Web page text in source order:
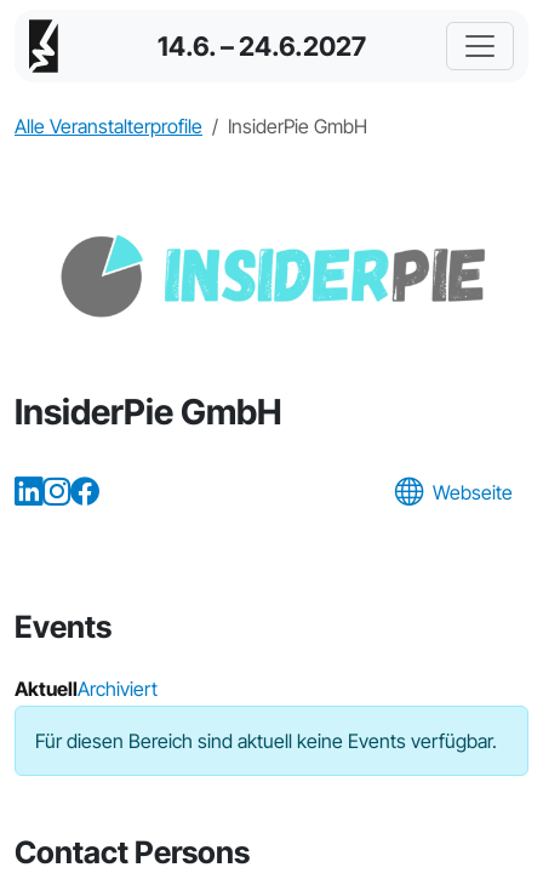
14.6. – 24.6.2027
Alle Veranstalterprofile InsiderPie GmbH
InsiderPie GmbH
Webseite
Events
AktuellArchiviert
Für diesen Bereich sind aktuell keine Events verfügbar.
Contact Persons